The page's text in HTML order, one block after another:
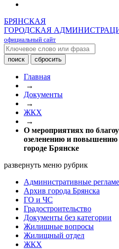
БРЯНСКАЯ
ГОРОДСКАЯ
официальный сайт
Главная
→
Документы
→
ЖКХ
→
О мероприятиях по
озеленению и повышению
городе Брянске
развернуть меню рубрик
Административные
Архив города Брянска
ГО и ЧС
Градостроительство
Документы без категории
Жилищные вопросы
Жилищный отдел
ЖКХ